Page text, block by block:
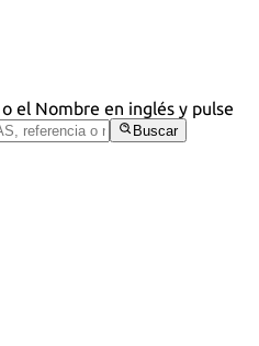
el Nombre en inglés y pulse
Buscar